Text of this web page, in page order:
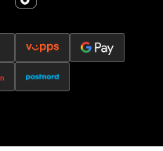
Jessheim